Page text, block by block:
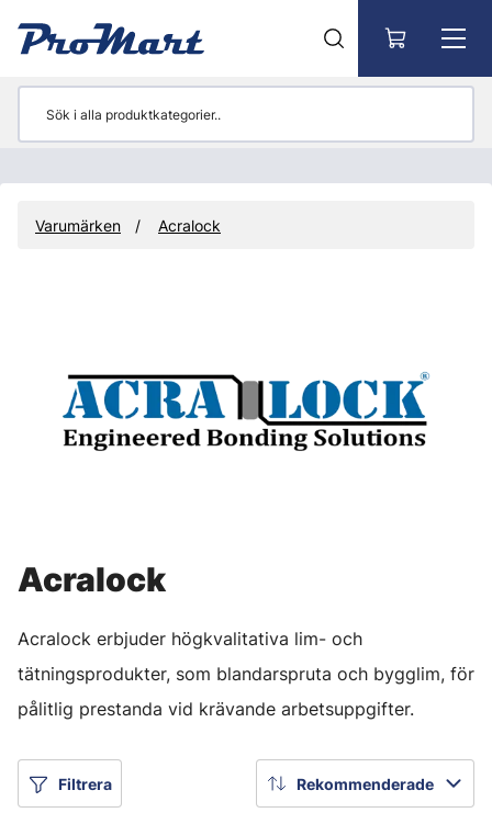
Varumärken Acralock
Acralock
Acralock erbjuder högkvalitativa lim- och
tätningsprodukter, som blandarspruta och bygglim, för
pålitlig prestanda vid krävande arbetsuppgifter.
Filtrera Rekommenderade